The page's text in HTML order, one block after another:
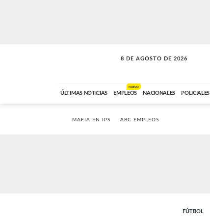
8 DE AGOSTO DE 2026
SOLO MÚSICA
ÚLTIMAS NOTICIAS EMPLEOS
NUEVO
NACIONALES POLICIALES
MAFIA EN IPS ABC EMPLEOS
FÚTBOL